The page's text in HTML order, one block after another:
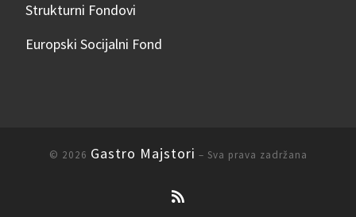
Strukturni Fondovi
Europski Socijalni Fond
© 2026 Gastro Majstori – Sva prava zadržana